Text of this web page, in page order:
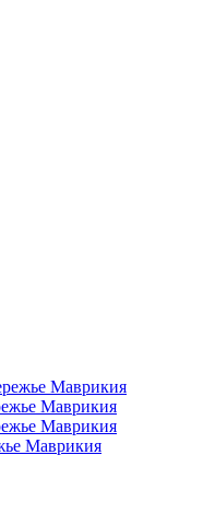
Маврикия
Маврикия
Маврикия
Маврикия